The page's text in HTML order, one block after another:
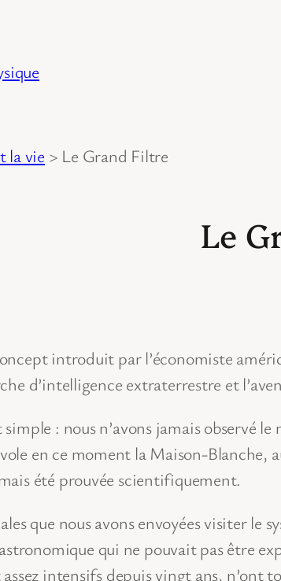
la vie > Le Grand Filtre
Le
introduit par l’économiste
d’intelligence extraterrestre et
: nous n’avons jamais observé
en ce moment la Maison-Blanche,
été prouvée scientifiquement.
que nous avons envoyées visiter
qui ne pouvait pas être
intensifs depuis vingt ans, n’ont